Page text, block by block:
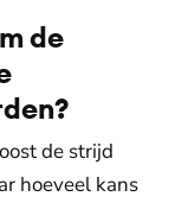
de
de strijd
hoeveel kans